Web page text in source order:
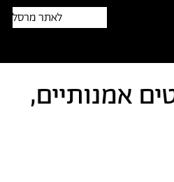
לאתר מרסל
אמנותיים,